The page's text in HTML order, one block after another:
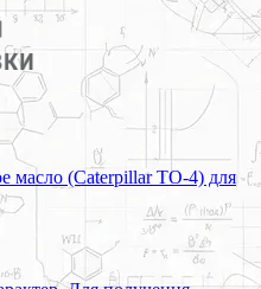
масло (Caterpillar TO-4) для